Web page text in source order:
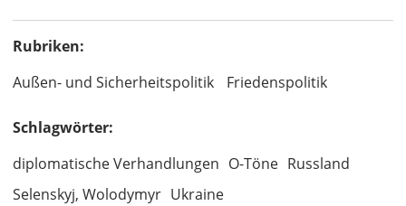
Rubriken:
Außen- und Sicherheitspolitik
Friedenspolitik
Schlagwörter:
diplomatische Verhandlungen O-Töne Russland
Selenskyj, Wolodymyr Ukraine